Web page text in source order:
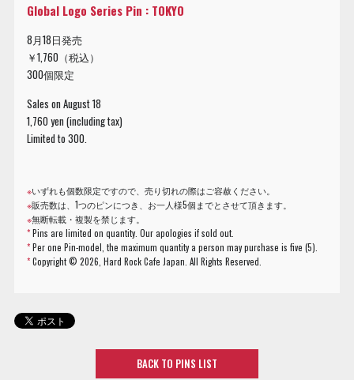
Global Logo Series Pin : TOKYO
8月18日発売
￥1,760（税込）
300個限定
Sales on August 18
1,760 yen (including tax)
Limited to 300.
※いずれも個数限定ですので、売り切れの際はご容赦ください。
※販売数は、1つのピンにつき、お一人様5個までとさせて頂きます。
※無断転載・複製を禁じます。
*Pins are limited on quantity. Our apologies if sold out.
*Per one Pin-model, the maximum quantity a person may purchase is five (5).
*Copyright ©2026, Hard Rock Cafe Japan. All Rights Reserved.
BACK TO PINS LIST